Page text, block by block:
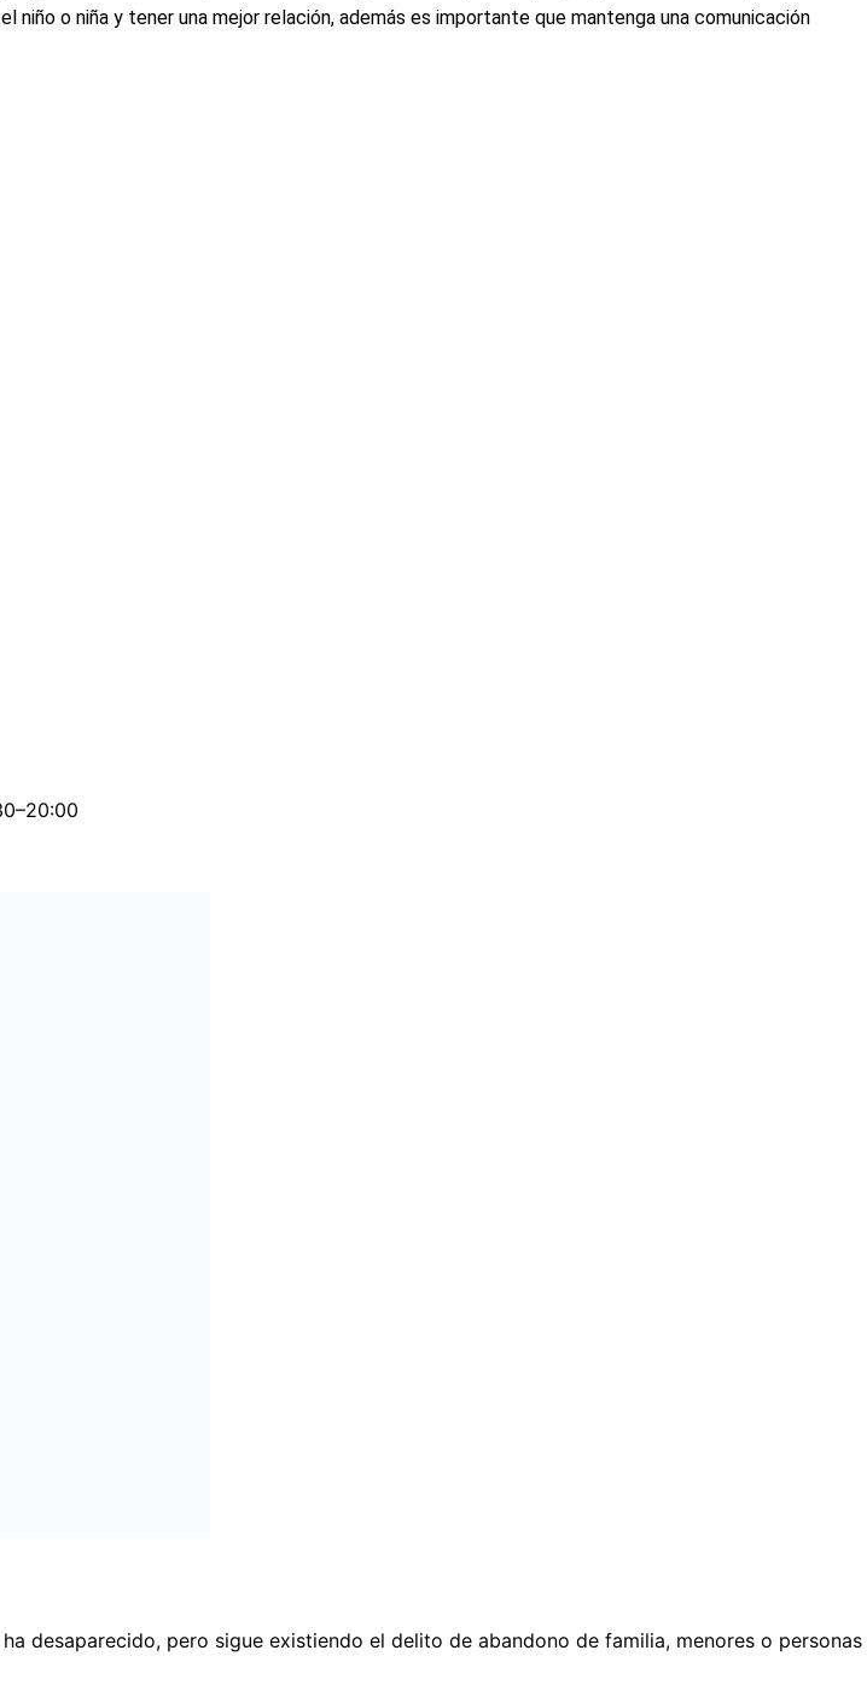
o niña y tener una mejor relación, además es importante que mantenga una comunicación
desaparecido, pero sigue existiendo el delito de abandono de familia, menores o personas